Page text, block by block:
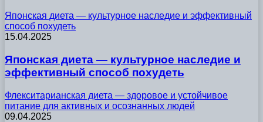
Японская диета — культурное наследие и эффективный
способ похудеть
15.04.2025
Японская диета — культурное наследие и
эффективный способ похудеть
Флекситарианская диета — здоровое и устойчивое
питание для активных и осознанных людей
09.04.2025